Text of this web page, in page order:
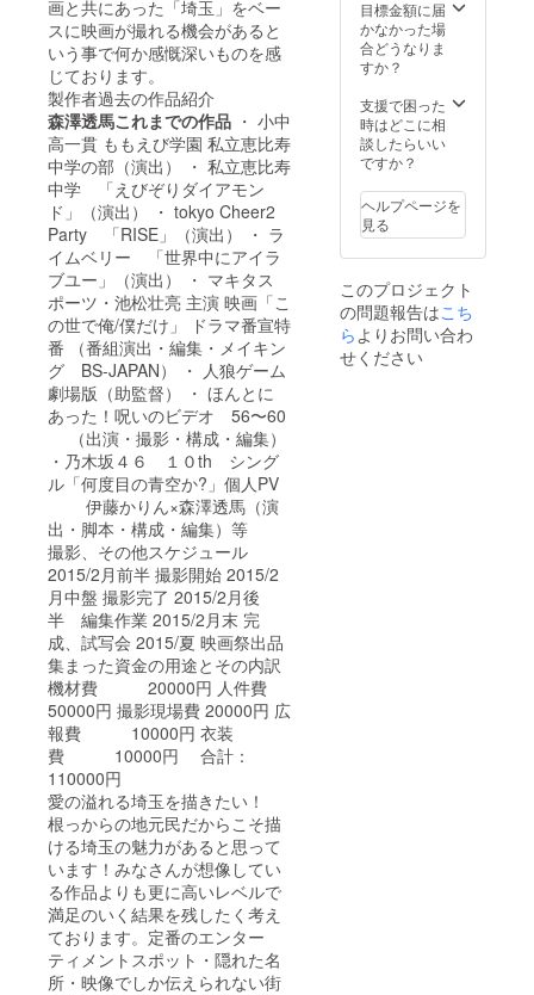
画と共にあった「埼玉」をベー
スに映画が撮れる機会があると
いう事で何か感慨深いものを感
じております。
製作者過去の作品紹介
森澤透馬これまでの作品 ・ 小中
高一貫 ももえび学園 私立恵比寿
中学の部（演出） ・ 私立恵比寿
中学 「えびぞりダイアモン
ド」（演出） ・ tokyo Cheer2
Party 「RISE」（演出） ・ ラ
イムベリー 「世界中にアイラ
ブユー」（演出） ・ マキタス
ポーツ・池松壮亮 主演 映画「こ
の世で俺/僕だけ」 ドラマ番宣特
番 （番組演出・編集・メイキン
グ BS-JAPAN） ・ 人狼ゲーム
劇場版（助監督） ・ ほんとに
あった！呪いのビデオ 56〜60
（出演・撮影・構成・編集）
・乃木坂４６ １０th シング
ル「何度目の青空か?」個人PV
伊藤かりん×森澤透馬（演
出・脚本・構成・編集）等
撮影、その他スケジュール
2015/2月前半 撮影開始 2015/2
月中盤 撮影完了 2015/2月後
半 編集作業 2015/2月末 完
成、試写会 2015/夏 映画祭出品
集まった資金の用途とその内訳
機材費 20000円 人件費
50000円 撮影現場費 20000円 広
報費 10000円 衣装
費 10000円 合計：
110000円
愛の溢れる埼玉を描きたい！
根っからの地元民だからこそ描
ける埼玉の魅力があると思って
います！みなさんが想像してい
る作品よりも更に高いレベルで
満足のいく結果を残したく考え
ております。定番のエンター
ティメントスポット・隠れた名
所・映像でしか伝えられない街
目標金額に届
かなかった場
合どうなりま
すか？
支援で困った
時はどこに相
談したらいい
ですか？
ヘルプページを
見る
このプロジェクト
の問題報告はこち
らよりお問い合わ
せください